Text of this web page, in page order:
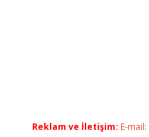
Reklam ve İletişim: E-mail: